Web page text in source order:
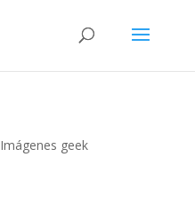
Imágenes geek